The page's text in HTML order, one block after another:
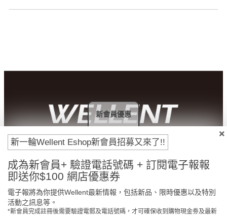
付款方法
新一輪Wellent Eshop新會員招募又來了!!
成為新會員+ 驗證電話號碼 + 訂閱電子報報
即送你$100 網店優惠券
電子報將為你提供Wellent最新情報，包括新品、限時優惠以及特別
活動之訊息等。
*新會員完成註冊後需要驗證電郵及電話號碼，才可確保收到購物現金劵及最新
新會員優惠